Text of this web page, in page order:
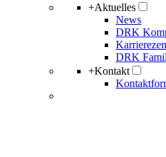
+Aktuelles
News
DRK
DRK
+Kontakt